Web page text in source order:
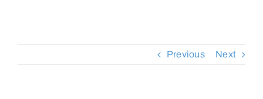
RESSOURCES
Previous Next